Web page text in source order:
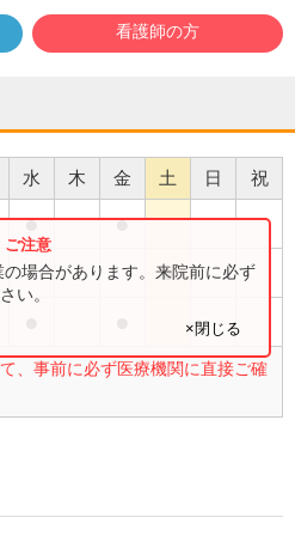
看護師の方
水 木 金 土 日 祝
● ●
●
、事前に必ず医療機関に直接ご確
場合があります。来院前に必ず
い。
×閉じる